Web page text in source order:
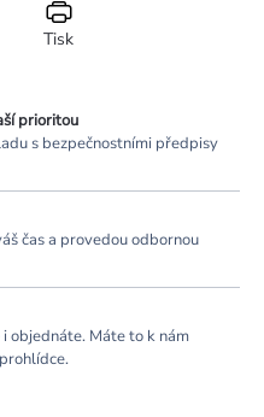
Tisk
prioritou
s bezpečnostními předpisy
čas a provedou odbornou
objednáte. Máte to k nám